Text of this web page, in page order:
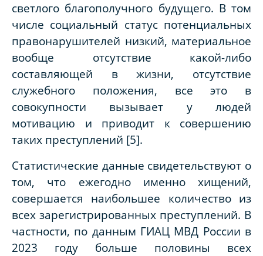
светлого благополучного будущего. В том
числе социальный статус потенциальных
правонарушителей низкий, материальное
вообще отсутствие какой-либо
составляющей в жизни, отсутствие
служебного положения, все это в
совокупности вызывает у людей
мотивацию и приводит к совершению
таких преступлений [5].
Статистические данные свидетельствуют о
том, что ежегодно именно хищений,
совершается наибольшее количество из
всех зарегистрированных преступлений. В
частности, по данным ГИАЦ МВД России в
2023 году больше половины всех